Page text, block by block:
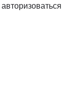
авторизоваться